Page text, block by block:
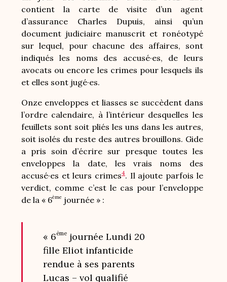
contient la carte de visite d’un agent
d’assurance Charles Dupuis, ainsi qu’un
document judiciaire manuscrit et ronéotypé
sur lequel, pour chacune des affaires, sont
indiqués les noms des accusé·es, de leurs
avocats ou encore les crimes pour lesquels ils
et elles sont jugé·es.
Onze enveloppes et liasses se succèdent dans
l’ordre calendaire, à l’intérieur desquelles les
feuillets sont soit pliés les uns dans les autres,
soit isolés du reste des autres brouillons. Gide
a pris soin d’écrire sur presque toutes les
enveloppes la date, les vrais noms des
accusé·es et leurs crimes4. Il ajoute parfois le
verdict, comme c’est le cas pour l’enveloppe
de la « 6ème journée » :
« 6ème journée Lundi 20
fille Eliot infanticide
rendue à ses parents
Lucas – vol qualifié